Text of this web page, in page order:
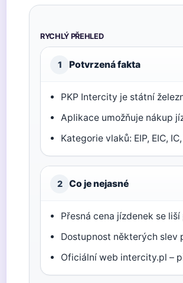
RYCHLÝ PŘEHLED
1 Potvrzená fakta
PKP Intercity je státní
Aplikace umožňuje nákup
Kategorie vlaků: EIP, EIC,
2 Co je nejasné
Přesná cena jízdenek se
Dostupnost některých slev
Oficiální web intercity.pl –